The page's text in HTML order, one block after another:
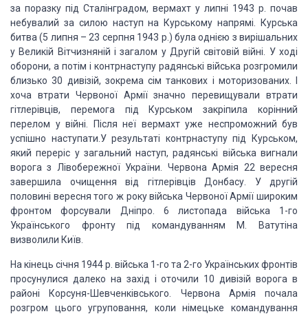
за поразку під Сталінградом, вермахт у липні 1943 р. почав
небувалий за силою наступ на Курському напрямі. Курська
битва (5 липня – 23 серпня 1943 р.) була однією з вирішальних
у Великій Вітчизняній і загалом у Другій світовій війні. У ході
оборони, а потім і контрнаступу радянські війська розгромили
близько 30 дивізій, зокрема сім танкових і моторизованих. І
хоча втрати Червоної Армії значно перевищували втрати
гітлерівців, перемога під Курськом закріпила корінний
перелом у війні. Після неї вермахт уже неспроможний був
успішно наступати.У результаті контрнаступу під Курськом,
який переріс у загальний наступ, радянські війська вигнали
ворога з Лівобережної України.
Червона Армія 22 вересня
завершила очищення від гітлерівців Донбасу. У другій
половині вересня того ж року війська Червоної Армії широким
фронтом форсували Дніпро. 6 листопада війська 1-го
Українського фронту під командуванням М. Ватутіна
визволили Київ.
На кінець січня 1944 р. війська 1-го та 2-го Українських фронтів
просунулися далеко на захід і оточили 10 дивізій ворога в
районі Корсуня-Шевченківського. Червона Армія почала
розгром цього угруповання, коли німецьке командування